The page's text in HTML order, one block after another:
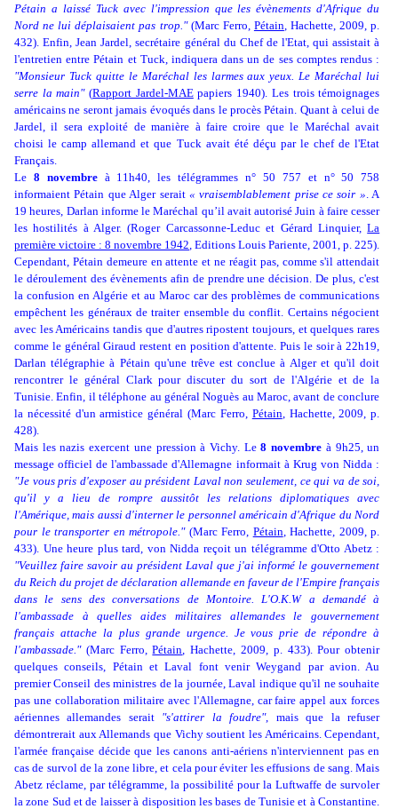
Pétain a laissé Tuck avec l'impression que les évènements d'Afrique du
Nord ne lui déplaisaient pas trop."(Marc Ferro, Pétain , Hachette, 2009, p.
432). Enfin, Jean Jardel, secrétaire général du Chef de l'Etat, qui assistait à
l'entretien entre Pétain et Tuck, indiquera dans un de ses comptes rendus :
"Monsieur Tuck quitte le Maréchal les larmes aux yeux. Le Maréchal lui
serre la main"(Rapport Jardel-MAEpapiers 1940). Les trois témoignages
américains ne seront jamais évoqués dans le procès Pétain. Quant à celui de
Jardel, il sera exploité de manière à faire croire que le Maréchal avait
choisi le camp allemand et que Tuck avait été déçu par le chef de l'Etat
Français.
Le 8 novembreà 11h40, les télégrammes n° 50 757 et n° 50 758
informaient Pétain que Alger serait « vraisemblablement prise ce soir » . A
19 heures, Darlan informe le Maréchal qu’il avait autorisé Juin à faire cesser
les hostilités à Alger. (Roger Carcassonne-Leduc et Gérard Linquier, La
première victoire : 8 novembre 1942 Editions Louis Pariente, 2001, p. 225).
Cependant, Pétain demeure en attente et ne réagit pas, comme s'il attendait
le déroulement des évènements afin de prendre une décision. De plus, c'est
la confusion en Algérie et au Maroc car des problèmes de communications
empêchent les généraux de traiter ensemble du conflit. Certains négocient
avec les Américains tandis que d'autres ripostent toujours, et quelques rares
comme le général Giraud restent en position d'attente. Puis le soir à 22h19,
Darlan télégraphie à Pétain qu'une trêve est conclue à Alger et qu'il doit
rencontrer le général Clark pour discuter du sort de l'Algérie et de la
Tunisie. Enfin, il téléphone au général Noguès au Maroc, avant de conclure
la nécessité d'un armistice général (Marc Ferro, Pétain , Hachette, 2009, p.
428).
Mais les nazis exercent une pression à Vichy. Le8 novembre à 9h25, un
message officiel de l'ambassade d'Allemagne informait à Krug von Nidda :
"Je vous pris d'exposer au président Laval non seulement, ce qui va de soi,
qu'il y a lieu de rompre aussitôt les relations diplomatiques avec
l'Amérique, mais aussi d'interner le personnel américain d'Afrique du Nord
pour le transporter en métropole."(Marc Ferro, Pétain , Hachette, 2009, p.
433). Une heure plus tard, von Nidda reçoit un télégramme d'Otto Abetz :
"Veuillez faire savoir au président Laval que j'ai informé le gouvernement
du Reich du projet de déclaration allemande en faveur de l'Empire français
dans le sens des conversations de Montoire. L'O.K.W a demandé à
l'ambassade à quelles aides militaires allemandes le gouvernement
français attache la plus grande urgence. Je vous prie de répondre à
l'ambassade."(Marc Ferro,Pétain , Hachette, 2009, p. 433). Pour obtenir
quelques conseils, Pétain et Laval font venir Weygand par avion. Au
premier Conseil des ministres de la journée, Laval indique qu'il ne souhaite
pas une collaboration militaire avec l'Allemagne, car faire appel aux forces
aériennes allemandes serait "s'attirer la foudre", mais que la refuser
démontrerait aux Allemands que Vichy soutient les Américains. Cependant,
l'armée française décide que les canons anti-aériens n'interviennent pas en
cas de survol de la zone libre, et cela pour éviter les effusions de sang. Mais
Abetz réclame, par télégramme, la possibilité pour la Luftwaffe de survoler
la zone Sud et de laisser à disposition les bases de Tunisie et à Constantine.